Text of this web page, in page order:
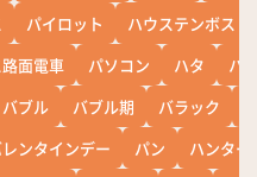
パイロット
ハウステンボス
面電車 パソコン ハタ
ハ
バブル バブル期 バラック
ンタインデー パン
ハンター